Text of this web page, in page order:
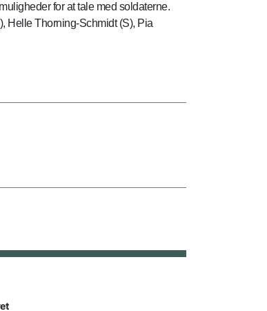
for at tale med soldaterne.
Helle Thorning-Schmidt (S), Pia